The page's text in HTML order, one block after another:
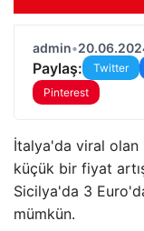
admin•
Paylaş: Twitter
Pinterest
İtalya'da viral olan
küçük bir fiyat
Sicilya'da 3
mümkün.